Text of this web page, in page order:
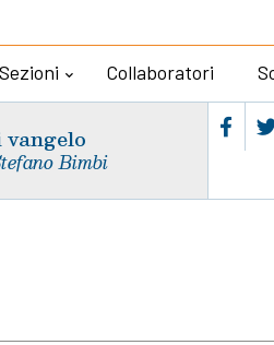
Sezioni Collaboratori
vangelo
Bimbi